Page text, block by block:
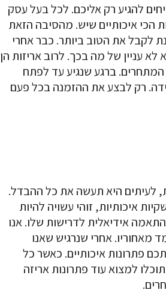
להגיע רק אליכם. לכל בעל עסק
הכי איכותיים שיש. מהסיבה הזאת
לקבל את הטוב ביותר. כבר אחרי
עניין של מה בכך. לרוב אריזות הן
ברגע שנגיע עד לפתח
רק לבצע את ההזמנה בכל פעם
לעיתים היא תעשה את כל ההבדל.
איכותיות, זוהי עשויה להיות
אידיאלית לדרישות שלו. אנו
אחרי שנרגיש שאנו
פתרונות איכותיים. כאשר כל
למצוא עוד פתרונות אריזה